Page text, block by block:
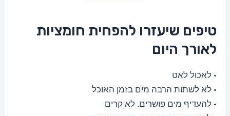
טיפים שיעזרו להפחית חומציות
לאורך היום
• לאכול לאט
• לא לשתות הרבה מים בזמן האוכל
• להעדיף מים פושרים, לא קרים